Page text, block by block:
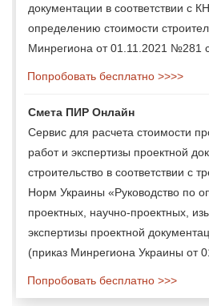
документации в соответствии с
определению стоимости
Минрегиона от 01.11.2021 №281
Попробовать бесплатно >>>>
Смета ПИР Онлайн
Сервис для расчета стоимости
работ и экспертизы проектной
строительство в соответствии с
Норм Украины «Руководство по
проектных, научно-проектных,
экспертизы проектной
(приказ Минрегиона Украины от
Попробовать бесплатно >>>